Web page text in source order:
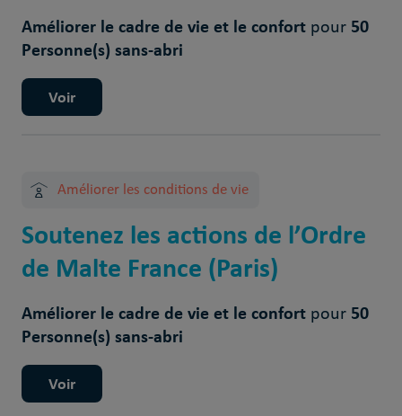
Améliorer le cadre de vie et le confort pour50
Personne(s) sans-abri
Voir
Améliorer les conditions de vie
Soutenez les actions de l’Ordre
de Malte France (Paris)
Améliorer le cadre de vie et le confort pour50
Personne(s) sans-abri
Voir